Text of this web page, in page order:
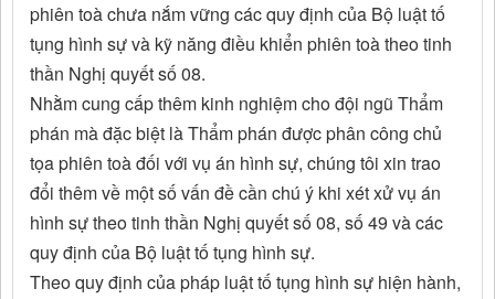
phiên toà chưa nắm vững các quy định của Bộ luật tố
tụng hình sự và kỹ năng điều khiển phiên toà theo tinh
thần Nghị quyết số 08.
Nhằm cung cấp thêm kinh nghiệm cho đội ngũ Thẩm
phán mà đặc biệt là Thẩm phán được phân công chủ
tọa phiên toà đối với vụ án hình sự, chúng tôi xin trao
đổi thêm về một số vấn đề cần chú ý khi xét xử vụ án
hình sự theo tinh thần Nghị quyết số 08, số 49 và các
quy định của Bộ luật tố tụng hình sự.
Theo quy định của pháp luật tố tụng hình sự hiện hành,